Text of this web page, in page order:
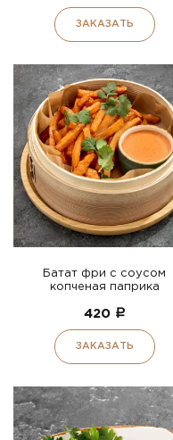
ЗАКАЗАТЬ
Батат фри с соусом
копченая паприка
420 a
ЗАКАЗАТЬ